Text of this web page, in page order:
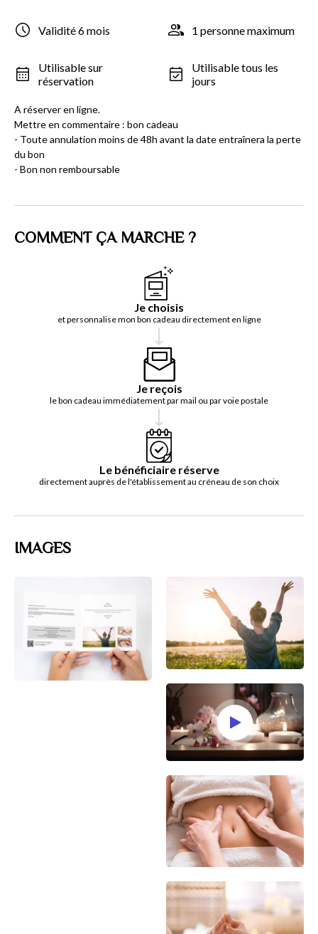
Validité 6 mois 1 personne maximum
Utilisable sur
réservation
Utilisable tous les
jours
A réserver en ligne.
Mettre en commentaire : bon cadeau
- Toute annulation moins de 48h avant la date entraînera la perte
du bon
- Bon non remboursable
COMMENT ÇA MARCHE ?
Je choisis
et personnalise mon bon cadeau directement en ligne
Je reçois
le bon cadeau immédiatement par mail ou par voie postale
Le bénéficiaire réserve
directement auprès de l'établissement au créneau de son choix
IMAGES